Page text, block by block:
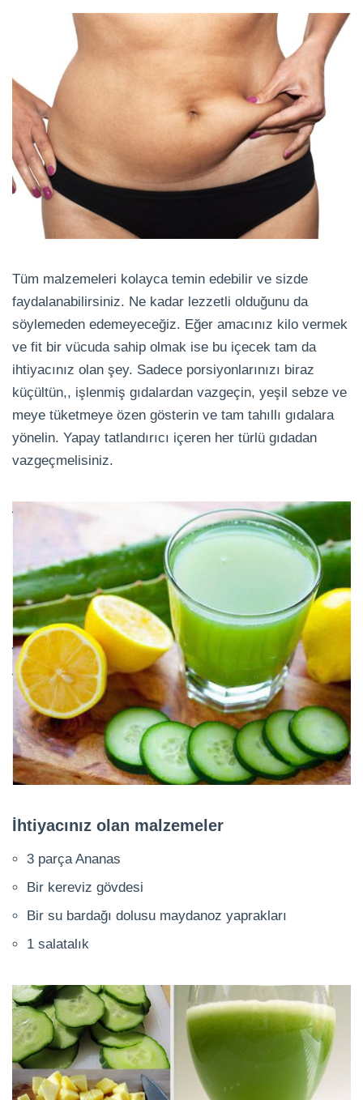
Tüm malzemeleri kolayca temin edebilir ve sizde
faydalanabilirsiniz. Ne kadar lezzetli olduğunu da
söylemeden edemeyeceğiz. Eğer amacınız kilo vermek
ve fit bir vücuda sahip olmak ise bu içecek tam da
ihtiyacınız olan şey. Sadece porsiyonlarınızı biraz
küçültün,, işlenmiş gıdalardan vazgeçin, yeşil sebze ve
meye tüketmeye özen gösterin ve tam tahıllı gıdalara
yönelin. Yapay tatlandırıcı içeren her türlü gıdadan
vazgeçmelisiniz.
İhtiyacınız olan malzemeler
3 parça Ananas
Bir kereviz gövdesi
Bir su bardağı dolusu maydanoz yaprakları
1 salatalık